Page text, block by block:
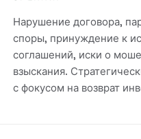
Нарушение договора,
споры, принуждение к
соглашений, иски о
взыскания.
с фокусом на возврат